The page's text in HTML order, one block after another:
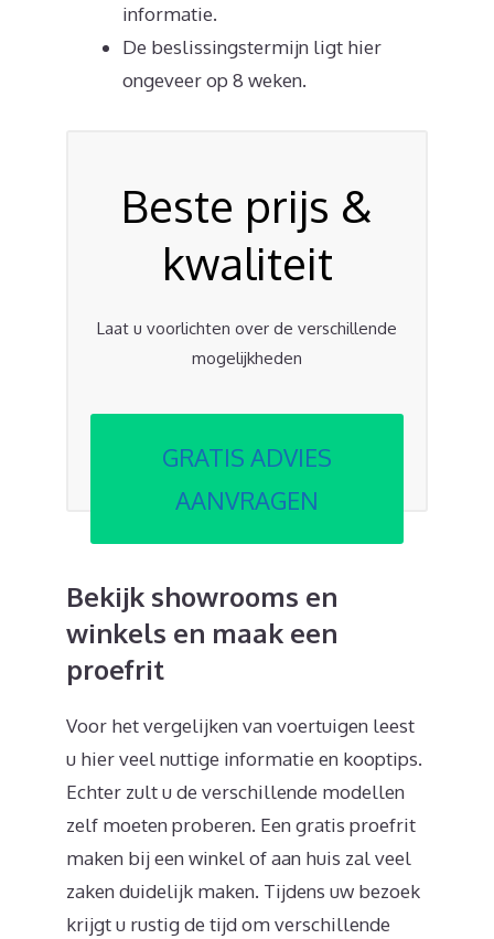
informatie.
De beslissingstermijn ligt hier
ongeveer op 8 weken.
Beste prijs &
kwaliteit
Laat u voorlichten over de verschillende
mogelijkheden
GRATIS ADVIES
AANVRAGEN
Bekijk showrooms en
winkels en maak een
proefrit
Voor het vergelijken van voertuigen leest
u hier veel nuttige informatie en kooptips.
Echter zult u de verschillende modellen
zelf moeten proberen. Een gratis proefrit
maken bij een winkel of aan huis zal veel
zaken duidelijk maken. Tijdens uw bezoek
krijgt u rustig de tijd om verschillende